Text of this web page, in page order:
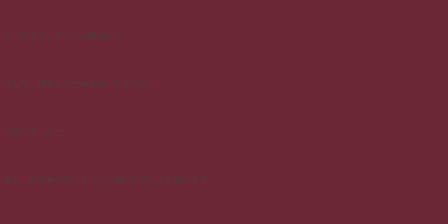
ここのうぐいすパンは絶品よー
そして、何とかロールもおいしかったー
ペロリやったー
また、お休みの日になったら買いに行こうと思います。